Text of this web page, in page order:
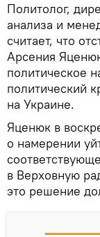
Политолог,
анализа и
считает, что
Арсения
политическое
политический
на Украине.
Яценюк в
о намерении
в Верховную
это решение